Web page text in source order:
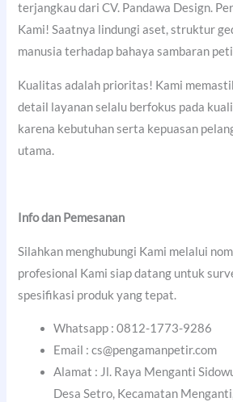
terjangkau dari CV. Pandawa Design.
Kami! Saatnya lindungi aset, struktur
manusia terhadap bahaya sambaran
Kualitas adalah prioritas! Kami
detail layanan selalu berfokus pada
karena kebutuhan serta kepuasan
utama.
Info dan Pemesanan
Silahkan menghubungi Kami melalui
profesional Kami siap datang untuk
spesifikasi produk yang tepat.
Whatsapp : 0812-1773-9286
Email : cs@pengamanpetir.com
Alamat : Jl. Raya Menganti
Desa Setro, Kecamatan